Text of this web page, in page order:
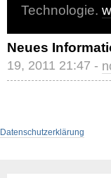
Technologie.
Neues
19, 2011 21:47 -
Datenschutzerklärung